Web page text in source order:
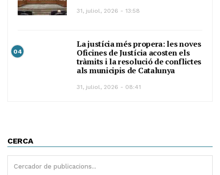
31, juliol, 2026 - 13:58
04
La justícia més propera: les noves
Oficines de Justícia acosten els
tràmits i la resolució de conflictes
als municipis de Catalunya
31, juliol, 2026 - 08:41
CERCA